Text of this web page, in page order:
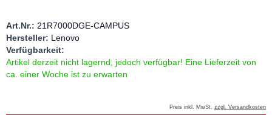
Art.Nr.: 21R7000DGE-CAMPUS
Hersteller: Lenovo
Verfügbarkeit:
Artikel derzeit nicht lagernd, jedoch verfügbar! Eine Lieferzeit von
ca. einer Woche ist zu erwarten
Preis inkl. MwSt. zzgl. Versandkosten